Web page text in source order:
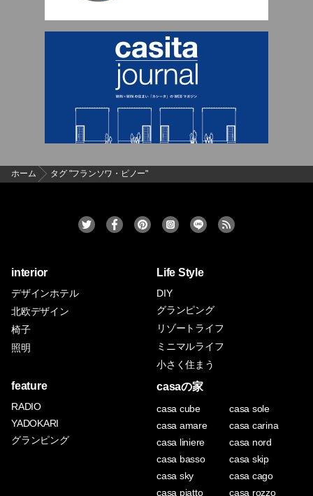
ホーム タグ "フランソワ・ピノー"
interior
デザインホテル
北欧デザイン
椅子
照明
Life Style
DIY
グランピング
リゾートライフ
ミニマルライフ
小さく住まう
feature
RADIO
YADOKARI
グランピング
casaの家
casa cube
casa sole
casa amare
casa carina
casa liniere
casa nord
casa basso
casa skip
casa sky
casa cago
casa piatto
casa rozzo